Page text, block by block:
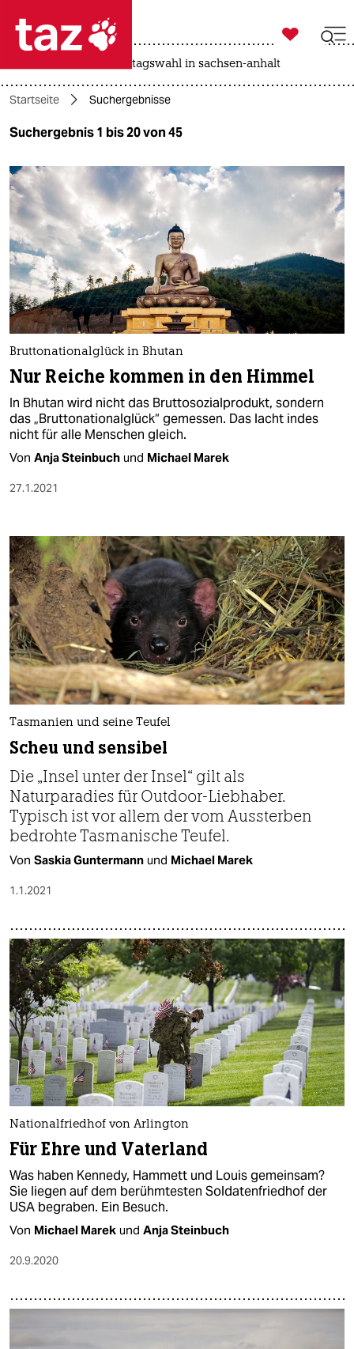
 taz zahl ich
taz zahl ich
themen
politik
öko
gesellschaft
kultur
sport
berlin
wahrheit
verlag
verlag
shop
fragen & hilfe
unterstützen
abo
genossenschaft

taz zahl ich
landtagswahl in sachsen-anhalt
Startseite Suchergebnisse
Suchergebnis 1 bis 20 von 45
Bruttonationalglück in Bhutan
Nur Reiche kommen in den Himmel
In Bhutan wird nicht das Bruttosozialprodukt, sondern
das „Bruttonationalglück“ gemessen. Das lacht indes
nicht für alle Menschen gleich.
Von Anja Steinbuch und Michael Marek
27.1.2021
Tasmanien und seine Teufel
Scheu und sensibel
Die „Insel unter der Insel“ gilt als
Naturparadies für Outdoor-Liebhaber.
Typisch ist vor allem der vom Aussterben
bedrohte Tasmanische Teufel.
Von Saskia Guntermann und Michael Marek
1.1.2021
Nationalfriedhof von Arlington
Für Ehre und Vaterland
Was haben Kennedy, Hammett und Louis gemeinsam?
Sie liegen auf dem berühmtesten Soldatenfriedhof der
USA begraben. Ein Besuch.
Von Michael Marek und Anja Steinbuch
20.9.2020